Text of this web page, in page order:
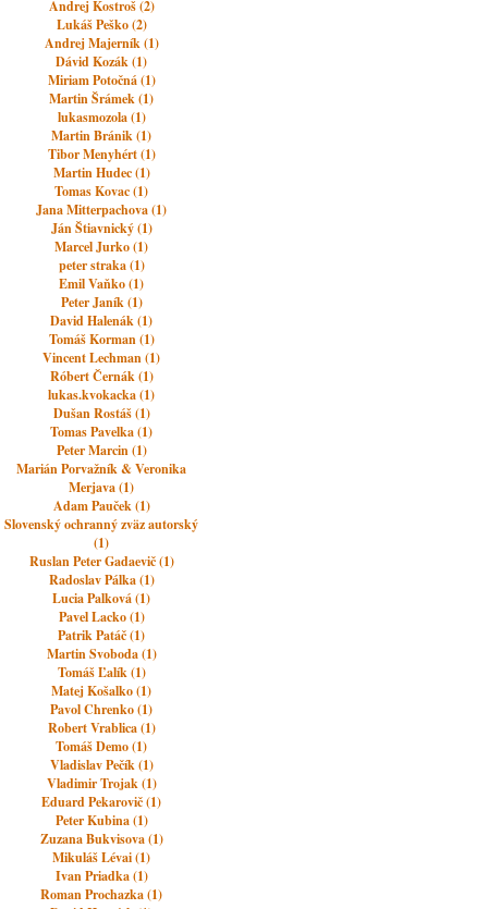
Andrej Kostroš (2)
Lukáš Peško (2)
Andrej Majerník (1)
Dávid Kozák (1)
Miriam Potočná (1)
Martin Šrámek (1)
lukasmozola (1)
Martin Bránik (1)
Tibor Menyhért (1)
Martin Hudec (1)
Tomas Kovac (1)
Jana Mitterpachova (1)
Ján Štiavnický (1)
Marcel Jurko (1)
peter straka (1)
Emil Vaňko (1)
Peter Janík (1)
David Halenák (1)
Tomáš Korman (1)
Vincent Lechman (1)
Róbert Černák (1)
lukas.kvokacka (1)
Dušan Rostáš (1)
Tomas Pavelka (1)
Peter Marcin (1)
Marián Porvažník & Veronika
Merjava (1)
Adam Pauček (1)
Slovenský ochranný zväz autorský
(1)
Ruslan Peter Gadaevič (1)
Radoslav Pálka (1)
Lucia Palková (1)
Pavel Lacko (1)
Patrik Patáč (1)
Martin Svoboda (1)
Tomáš Ľalík (1)
Matej Košalko (1)
Pavol Chrenko (1)
Robert Vrablica (1)
Tomáš Demo (1)
Vladislav Pečík (1)
Vladimir Trojak (1)
Eduard Pekarovič (1)
Peter Kubina (1)
Zuzana Bukvisova (1)
Mikuláš Lévai (1)
Ivan Priadka (1)
Roman Prochazka (1)